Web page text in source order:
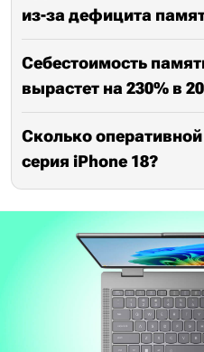
из-за дефицита
Себестоимость
вырастет на 230% в
Сколько
серия iPhone 18?